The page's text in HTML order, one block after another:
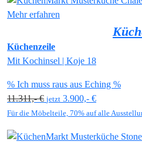
Mehr erfahren
Küchenzeile
Mit Kochinsel | Koje 18
% Ich muss raus aus Eching %
11.311,- € jetzt 3.900,- €
Für die Möbelteile, 70% auf alle